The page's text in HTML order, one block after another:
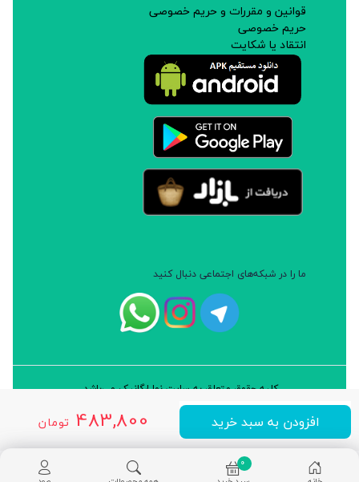
483,800 تومان افزودن به سبد خرید
قوانین و مقررات و حریم خصوصی
حریم خصوصی
انتقاد یا شکایت
ما را در شبکه‌های اجتماعی دنبال کنید
کلیه حقوق متعلق به سایت نوا ارگانیک می‌باشد.
طراحی و توسعه: شرکت داده پردازان سورن ایرانیان (نرم افزار سارب)
0